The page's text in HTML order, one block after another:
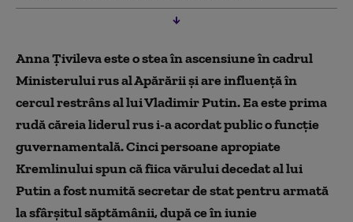
Anna Ţivileva este o stea în ascensiune în cadrul
Ministerului rus al Apărării şi are influenţă în
cercul restrâns al lui Vladimir Putin. Ea este prima
rudă căreia liderul rus i-a acordat public o funcţie
guvernamentală. Cinci persoane apropiate
Kremlinului spun că fiica vărului decedat al lui
Putin a fost numită secretar de stat pentru armată
la sfârşitul săptămânii, după ce în iunie